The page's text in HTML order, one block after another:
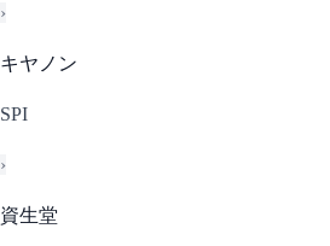
›
キヤノン
SPI
›
資生堂